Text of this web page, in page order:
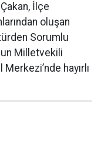
İlçe
oluşan
Sorumlu
Milletvekili
hayırlı